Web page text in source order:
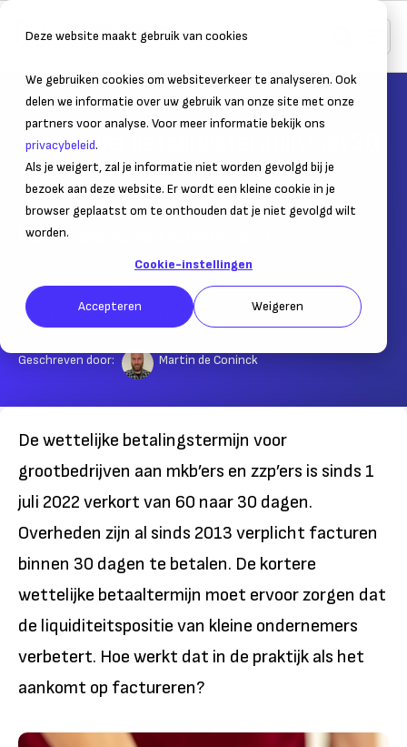
Deze website maakt gebruik van cookies
We gebruiken cookies om websiteverkeer te analyseren. Ook
delen we informatie over uw gebruik van onze site met onze
partners voor analyse. Voor meer informatie bekijk ons
privacybeleid.
Als je weigert, zal je informatie niet worden gevolgd bij je
bezoek aan deze website. Er wordt een kleine cookie in je
browser geplaatst om te onthouden dat je niet gevolgd wilt
worden.
Cookie-instellingen
Accepteren Weigeren
Home Administratie Debiteuren
Wettelijke betalingstermijn van 30
dagen
Kortere betalingstermijn om liquiditeitspositie
kleine ondernemers te verbeteren
29 juli 2020– Leestijd:4min.
Laatst bijgewerkt:
24 april 2025
Geschreven door: Martin de Coninck
De wettelijke betalingstermijn voor
grootbedrijven aan mkb’ers en zzp’ers is sinds 1
juli 2022 verkort van 60 naar 30 dagen.
Overheden zijn al sinds 2013 verplicht facturen
binnen 30 dagen te betalen. De kortere
wettelijke betaaltermijn moet ervoor zorgen dat
de liquiditeitspositie van kleine ondernemers
verbetert. Hoe werkt dat in de praktijk als het
aankomt op factureren?